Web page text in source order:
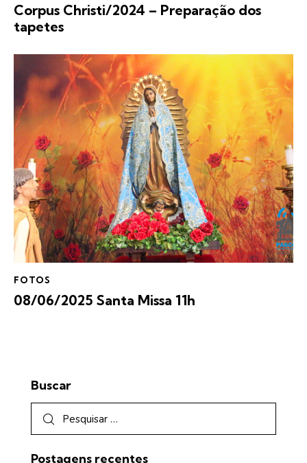
Corpus Christi/2024 – Preparação dos
tapetes
FOTOS
08/06/2025 Santa Missa 11h
Buscar
Postagens recentes